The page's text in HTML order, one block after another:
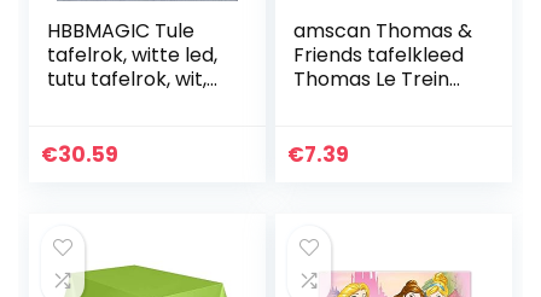
HBBMAGIC Tule
tafelrok, witte led,
tutu tafelrok, wit,
tafelkleed, tule
€30.59
amscan Thomas &
Friends tafelkleed
Thomas Le Trein
€7.39